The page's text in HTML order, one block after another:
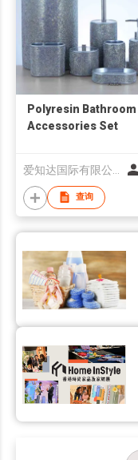
Polyresin Bathroom
Accessories Set
查询